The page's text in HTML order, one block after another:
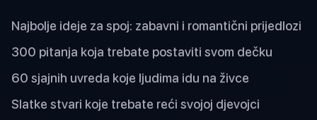
Najbolje ideje za spoj: zabavni i romantični prijedlozi
300 pitanja koja trebate postaviti svom dečku
60 sjajnih uvreda koje ljudima idu na živce
Slatke stvari koje trebate reći svojoj djevojci